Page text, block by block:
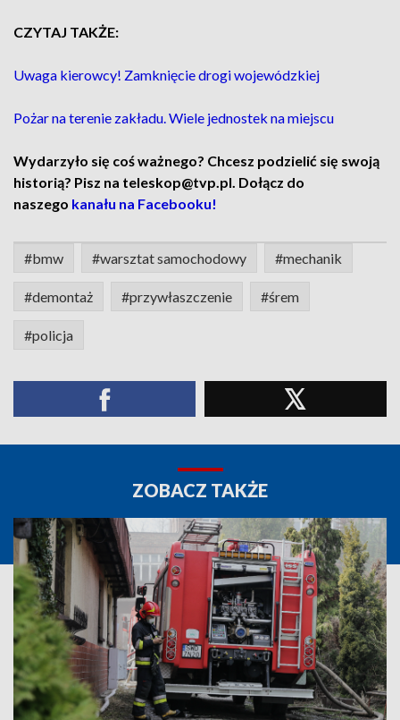
CZYTAJ TAKŻE:
Uwaga kierowcy! Zamknięcie drogi wojewódzkiej
Pożar na terenie zakładu. Wiele jednostek na miejscu
Wydarzyło się coś ważnego? Chcesz podzielić się swoją
historią? Pisz na teleskop@tvp.pl. Dołącz do
naszego kanału na Facebooku!
#bmw #warsztat samochodowy #mechanik
#demontaż #przywłaszczenie #śrem
#policja
ZOBACZ TAKŻE